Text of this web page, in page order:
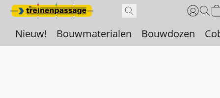
Nieuw! Bouwmaterialen Bouwdozen